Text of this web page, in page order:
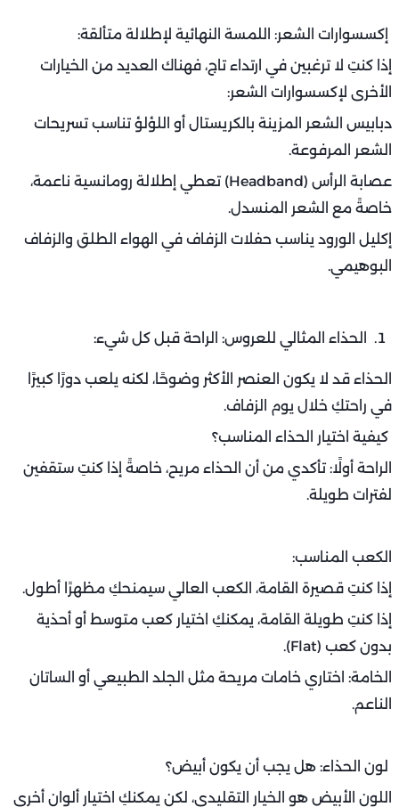
إكسسوارات الشعر: اللمسة النهائية لإطلالة متألقة:
إذا كنتِ لا ترغبين في ارتداء تاج، فهناك العديد من الخيارات
الأخرى لإكسسوارات الشعر:
دبابيس الشعر المزينة بالكريستال أو اللؤلؤ تناسب تسريحات
الشعر المرفوعة.
عصابة الرأس (Headband) تعطي إطلالة رومانسية ناعمة،
خاصةً مع الشعر المنسدل.
إكليل الورود يناسب حفلات الزفاف في الهواء الطلق والزفاف
البوهيمي.
الحذاء المثالي للعروس: الراحة قبل كل شيء:
الحذاء قد لا يكون العنصر الأكثر وضوحًا، لكنه يلعب دورًا كبيرًا
في راحتكِ خلال يوم الزفاف.
كيفية اختيار الحذاء المناسب؟
الراحة أولًا: تأكدي من أن الحذاء مريح، خاصةً إذا كنتِ ستقفين
لفترات طويلة.
الكعب المناسب:
إذا كنتِ قصيرة القامة، الكعب العالي سيمنحكِ مظهرًا أطول.
إذا كنتِ طويلة القامة، يمكنكِ اختيار كعب متوسط أو أحذية
بدون كعب (Flat).
الخامة: اختاري خامات مريحة مثل الجلد الطبيعي أو الساتان
الناعم.
لون الحذاء: هل يجب أن يكون أبيض؟
اللون الأبيض هو الخيار التقليدي، لكن يمكنكِ اختيار ألوان أخرى